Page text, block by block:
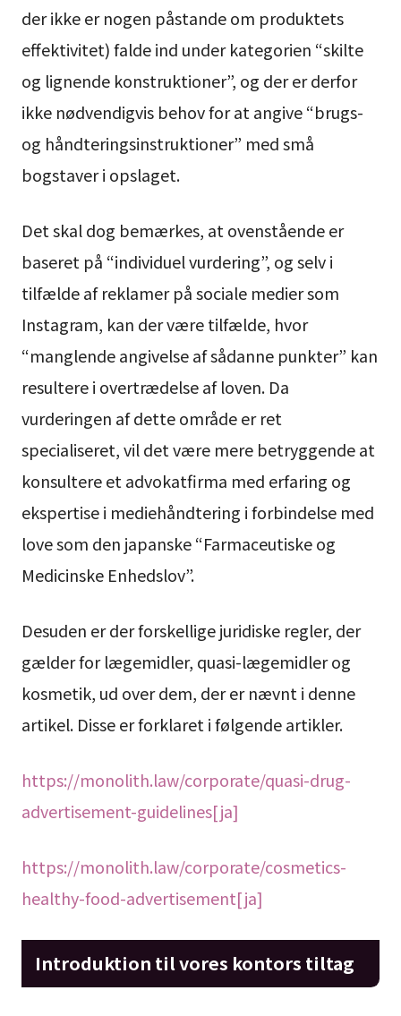
der ikke er nogen påstande om produktets
effektivitet) falde ind under kategorien “skilte
og lignende konstruktioner”, og der er derfor
ikke nødvendigvis behov for at angive “brugs-
og håndteringsinstruktioner” med små
bogstaver i opslaget.
Det skal dog bemærkes, at ovenstående er
baseret på “individuel vurdering”, og selv i
tilfælde af reklamer på sociale medier som
Instagram, kan der være tilfælde, hvor
“manglende angivelse af sådanne punkter” kan
resultere i overtrædelse af loven. Da
vurderingen af dette område er ret
specialiseret, vil det være mere betryggende at
konsultere et advokatfirma med erfaring og
ekspertise i mediehåndtering i forbindelse med
love som den japanske “Farmaceutiske og
Medicinske Enhedslov”.
Desuden er der forskellige juridiske regler, der
gælder for lægemidler, quasi-lægemidler og
kosmetik, ud over dem, der er nævnt i denne
artikel. Disse er forklaret i følgende artikler.
https://monolith.law/corporate/quasi-drug-
advertisement-guidelines[ja]
https://monolith.law/corporate/cosmetics-
healthy-food-advertisement[ja]
Introduktion til vores kontors tiltag